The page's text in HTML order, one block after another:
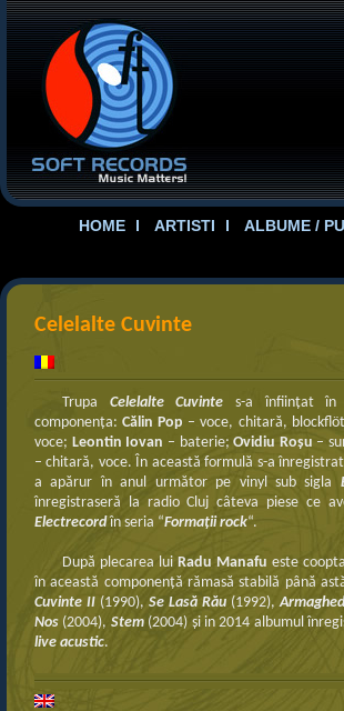
HOME ARTISTI ALBUME /
Celelalte Cuvinte
Trupa Celelalte Cuvinte s-a înfiinţat în
componenţa:Călin Pop – voce, chitară,
voce; Leontin Iovan – baterie;Ovidiu Roșu –
– chitară, voce. În această formulă s-a
a apărur în anul următor pe vinyl sub sigla
înregistraseră la radio Cluj câteva piese ce
Electrecordîn seria “Formaţii rock“.
După plecarea lui Radu Manafu este
în această componenţă rămasă stabilă până
Cuvinte II (1990), Se Lasă Rău ‎(1992),
Nos (2004), Stem(2004) şi in 2014 albumul
live acustic.